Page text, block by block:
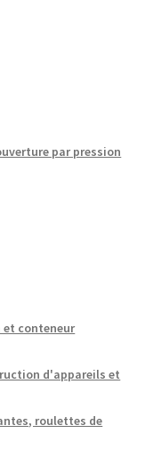
par pression
et conteneur
d'appareils et
roulettes de